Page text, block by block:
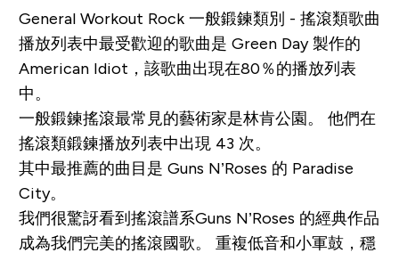
General Workout Rock 一般鍛鍊類別 - 搖滾類歌曲
播放列表中最受歡迎的歌曲是 Green Day 製作的
American Idiot ，該歌曲出現在80％的播放列表
中。
一般鍛鍊搖滾最常見的藝術家是林肯公園。 他們在
搖滾類鍛鍊播放列表中出現 43 次。
其中最推薦的曲目是 Guns N’Roses 的 Paradise
City。
我們很驚訝看到搖滾譜系Guns N’Roses 的經典作品
成為我們完美的搖滾國歌。 重複低音和小軍鼓，穩